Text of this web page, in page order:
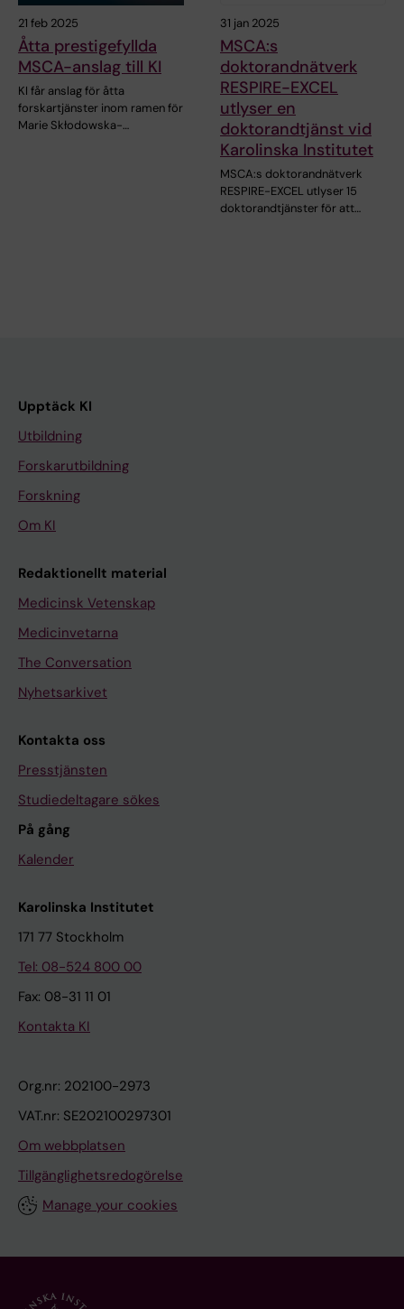
21 feb 2025
Åtta prestigefyllda
MSCA-anslag till KI
KI får anslag för åtta
forskartjänster inom ramen för
Marie Skłodowska-…
31 jan 2025
MSCA:s
doktorandnätverk
RESPIRE-EXCEL
utlyser en
doktorandtjänst vid
Karolinska Institutet
MSCA:s doktorandnätverk
RESPIRE-EXCEL utlyser 15
doktorandtjänster för att…
Upptäck KI
Utbildning
Forskarutbildning
Forskning
Om KI
Redaktionellt material
Medicinsk Vetenskap
Medicinvetarna
The Conversation
Nyhetsarkivet
Kontakta oss
Presstjänsten
Studiedeltagare sökes
På gång
Kalender
Karolinska Institutet
171 77 Stockholm
Tel: 08-524 800 00
Fax: 08-31 11 01
Kontakta KI
Org.nr: 202100-2973
VAT.nr: SE202100297301
Om webbplatsen
Tillgänglighetsredogörelse
Manage your cookies